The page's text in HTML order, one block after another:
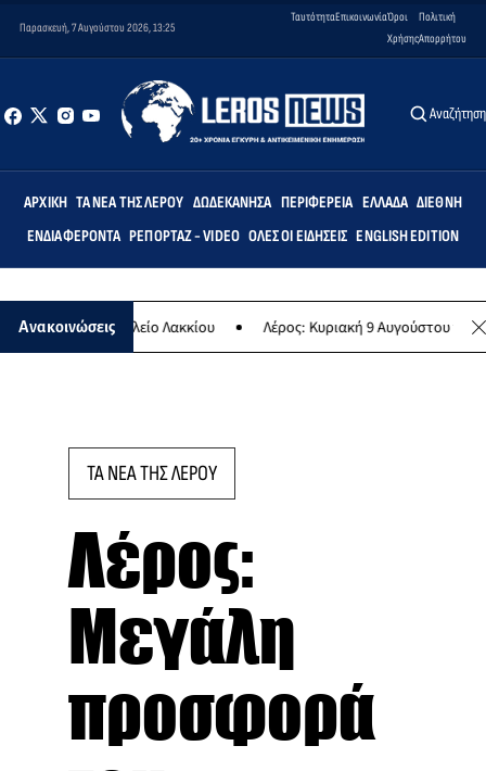
Παρασκευή, 7 Αυγούστου 2026, 13:25
ΤαυτότηταΕπικοινωνίαΌροι
Χρήσης
Πολιτική
Απορρήτου
Αναζήτηση
ΑΡΧΙΚΉ ΤΑ ΝΈΑ ΤΗΣ ΛΈΡΟΥ ΔΩΔΕΚΆΝΗΣΑ ΠΕΡΙΦΈΡΕΙΑ ΕΛΛΆΔΑ ΔΙΕΘΝΉ
ΕΝΔΙΑΦΈΡΟΝΤΑ ΡΕΠΟΡΤΆΖ - VIDEO ΌΛΕΣ ΟΙ ΕΙΔΉΣΕΙΣ ENGLISH EDITION
Ανακοινώσεις
Σχολείο Λακκίου Λέρος: Κυριακή 9 Αυγούστου το
ΤΑ ΝΕΑ ΤΗΣ ΛΕΡΟΥ
Λέρος:
Μεγάλη
προσφορά